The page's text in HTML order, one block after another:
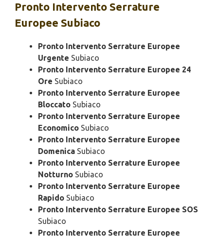
Pronto Intervento Serrature
Europee Subiaco
Pronto Intervento Serrature Europee
Urgente Subiaco
Pronto Intervento Serrature Europee 24
Ore Subiaco
Pronto Intervento Serrature Europee
Bloccato Subiaco
Pronto Intervento Serrature Europee
Economico Subiaco
Pronto Intervento Serrature Europee
Domenica Subiaco
Pronto Intervento Serrature Europee
Notturno Subiaco
Pronto Intervento Serrature Europee
Rapido Subiaco
Pronto Intervento Serrature Europee SOS
Subiaco
Pronto Intervento Serrature Europee